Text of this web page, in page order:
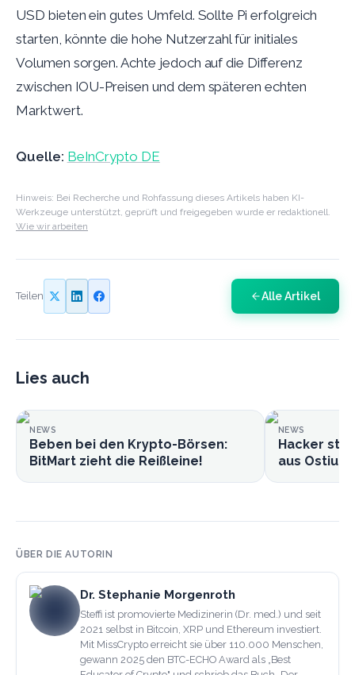
USD bieten ein gutes Umfeld. Sollte Pi erfolgreich
starten, könnte die hohe Nutzerzahl für initiales
Volumen sorgen. Achte jedoch auf die Differenz
zwischen IOU-Preisen und dem späteren echten
Marktwert.
Quelle: BeInCrypto DE
Hinweis: Bei Recherche und Rohfassung dieses Artikels haben KI-
Werkzeuge unterstützt, geprüft und freigegeben wurde er redaktionell.
Wie wir arbeiten
Teilen Alle Artikel
Lies auch
NEWS
Beben bei den Krypto-Börsen:
BitMart zieht die Reißleine!
NEWS
Hacker
aus
ÜBER DIE AUTORIN
Dr. Stephanie Morgenroth
Steffi ist promovierte Medizinerin (Dr. med.) und seit
2021 selbst in Bitcoin, XRP und Ethereum investiert.
Mit MissCrypto erreicht sie über 110.000 Menschen,
gewann 2025 den BTC-ECHO Award als „Best